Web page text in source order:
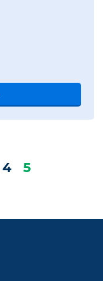
4 5